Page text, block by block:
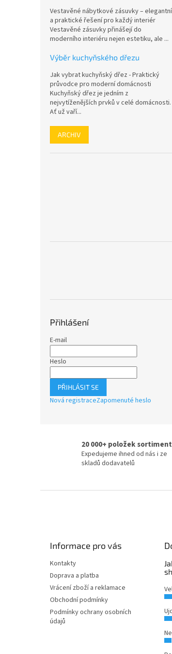
Vestavěné nábytkové zásuvky – elegantní
a praktické řešení pro každý interiér
Vestavěné zásuvky přinášejí do
moderního interiéru nejen estetiku, ale ...
Výběr kuchyňského dřezu
Jak vybrat kuchyňský dřez - Praktický
průvodce pro moderní domácnosti
Kuchyňský dřez je jedním z
nejvytíženějších prvků v celé domácnosti.
Ať už vaří...
ARCHIV
Přihlášení
E-mail
Heslo
PŘIHLÁSIT SE
Nová registraceZapomenuté heslo
20 000+ položek
Expedujeme ihned od nás i ze
skladů dodavatelů
Informace pro vás
Kontakty
Doprava a platba
Vrácení zboží a reklamace
Obchodní podmínky
Podmínky ochrany osobních
údajů